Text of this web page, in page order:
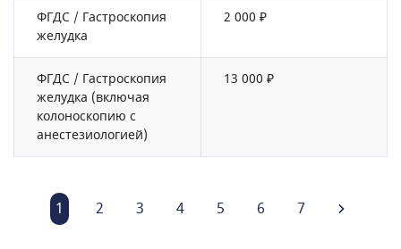
ФГДС / Гастроскопия
желудка
2 000 ₽
ФГДС / Гастроскопия
желудка (включая
колоноскопию с
анестезиологией)
13 000 ₽
1 2 3 4 5 6 7